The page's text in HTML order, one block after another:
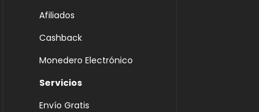
Afiliados
Cashback
Monedero Electrónico
Servicios
Envío Gratis